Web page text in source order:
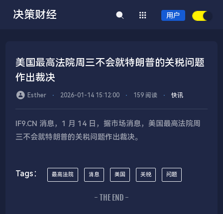
决策财经 用户
美国最高法院周三不会就特朗普的关税问题
作出裁决
Esther ⋅ 2026-01-14 15:12:00 ⋅ 159 阅读 ⋅ 快讯
IF9.CN 消息，1 月 14 日，据市场消息，美国最高法院周
三不会就特朗普的关税问题作出裁决。
Tags： 最高法院 消息 美国 关税 问题
- THE END -